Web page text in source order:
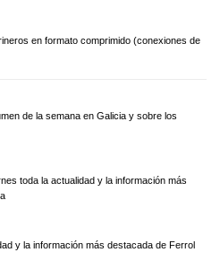
en formato comprimido (conexiones de
de la semana en Galicia y sobre los
toda la actualidad y la información más
y la información más destacada de Ferrol